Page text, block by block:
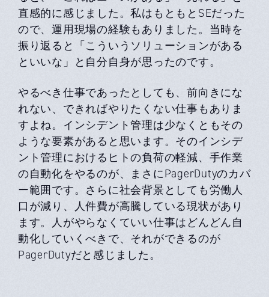
直感的に感じました。私はもともとSEだった
ので、運用現場の経験もありました。当時を
振り返ると「こういうソリューションがある
といいな」と自分自身が思ったのです。
やるべき仕事であったとしても、前向きにな
れない、できればやりたくない仕事もありま
すよね。インシデント管理は少なくともその
ような要素があると思います。そのインシデ
ント管理におけるヒトの負荷の軽減、手作業
の自動化をやるのが、まさにPagerDutyのカバ
ー範囲です。さらに社会背景としても労働人
口が減り、人件費が高騰している現状があり
ます。人がやらなくていい仕事はどんどん自
動化していくべきで、それができるのが
PagerDutyだと感じました。